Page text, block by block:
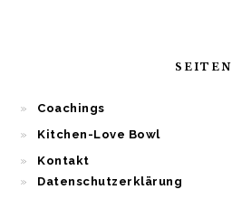
SEITEN
Coachings
Kitchen-Love Bowl
Kontakt
Datenschutzerklärung